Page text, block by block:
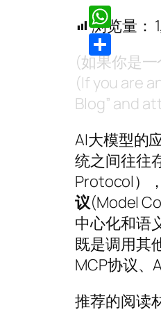
浏览量：
(如果你是
(If you are
Blog” and
AI大模型的
统之间往往
Protocol）
议(Model
中心化和语
既是调用其
MCP协议、
推荐的阅读
LinkedIn
WhatsApp
分
享